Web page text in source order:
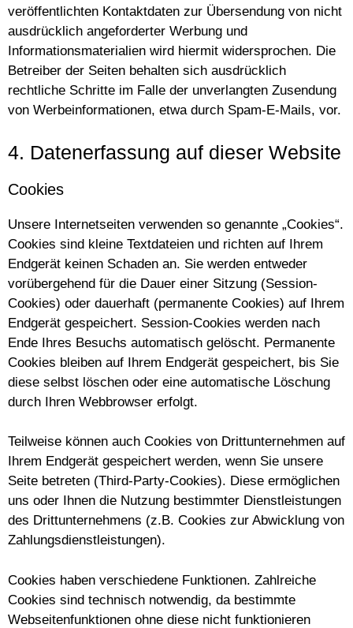
veröffentlichten Kontaktdaten zur Übersendung von nicht
ausdrücklich angeforderter Werbung und
Informationsmaterialien wird hiermit widersprochen. Die
Betreiber der Seiten behalten sich ausdrücklich
rechtliche Schritte im Falle der unverlangten Zusendung
von Werbeinformationen, etwa durch Spam-E-Mails, vor.
4. Datenerfassung auf dieser Website
Cookies
Unsere Internetseiten verwenden so genannte „Cookies“.
Cookies sind kleine Textdateien und richten auf Ihrem
Endgerät keinen Schaden an. Sie werden entweder
vorübergehend für die Dauer einer Sitzung (Session-
Cookies) oder dauerhaft (permanente Cookies) auf Ihrem
Endgerät gespeichert. Session-Cookies werden nach
Ende Ihres Besuchs automatisch gelöscht. Permanente
Cookies bleiben auf Ihrem Endgerät gespeichert, bis Sie
diese selbst löschen oder eine automatische Löschung
durch Ihren Webbrowser erfolgt.
Teilweise können auch Cookies von Drittunternehmen auf
Ihrem Endgerät gespeichert werden, wenn Sie unsere
Seite betreten (Third-Party-Cookies). Diese ermöglichen
uns oder Ihnen die Nutzung bestimmter Dienstleistungen
des Drittunternehmens (z.B. Cookies zur Abwicklung von
Zahlungsdienstleistungen).
Cookies haben verschiedene Funktionen. Zahlreiche
Cookies sind technisch notwendig, da bestimmte
Webseitenfunktionen ohne diese nicht funktionieren